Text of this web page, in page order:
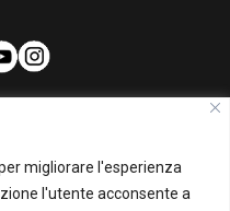
migliorare l'esperienza
l'utente acconsente a
PUBBLICITA'
pubblicità su questo Blog:
pubblicita@beppegrillo.it